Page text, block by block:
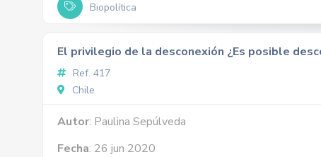
Biopolítica
El privilegio de la desconexión ¿Es posible
Ref. 417
Chile
Autor: Paulina Sepúlveda
Fecha: 26 jun 2020